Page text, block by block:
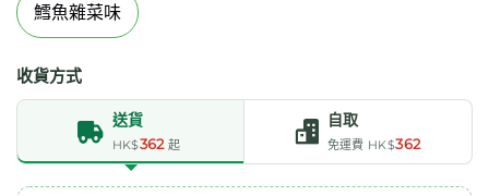
鱈魚雜菜味
收貨方式
送貨
HK$362起
自取
免運費 HK$362